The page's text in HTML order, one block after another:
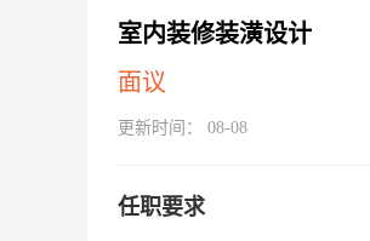
室内装修装潢设计
面议
更新时间： 08-08
任职要求